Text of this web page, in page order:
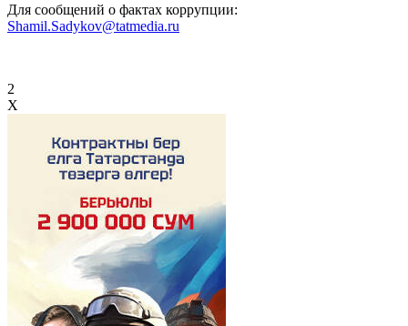
Для сообщений о фактах коррупции:
Shamil.Sadykov@tatmedia.ru
2
X